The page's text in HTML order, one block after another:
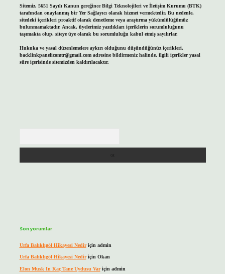
Sitemiz, 5651 Sayılı Kanun gereğince Bilgi Teknolojileri ve İletişim Kurumu (BTK)
tarafından onaylanmış bir Yer Sağlayıcı olarak hizmet vermektedir. Bu nedenle,
sitedeki içerikleri proaktif olarak denetleme veya araştırma yükümlülüğümüz
bulunmamaktadır. Ancak, üyelerimiz yazdıkları içeriklerin sorumluluğunu
taşımakta olup, siteye üye olarak bu sorumluluğu kabul etmiş sayılırlar.
Hukuka ve yasal düzenlemelere aykırı olduğunu düşündüğünüz içerikleri,
backlinkpanelicomtr@gmail.comadresine bildirmeniz halinde, ilgili içerikler yasal
süre içerisinde sitemizden kaldırılacaktır.
Son yorumlar
Urfa Balıklıgöl Hikayesi Nediriçin admin
Urfa Balıklıgöl Hikayesi Nediriçin Okan
Elon Musk In Kaç Tane Uydusu Variçin admin